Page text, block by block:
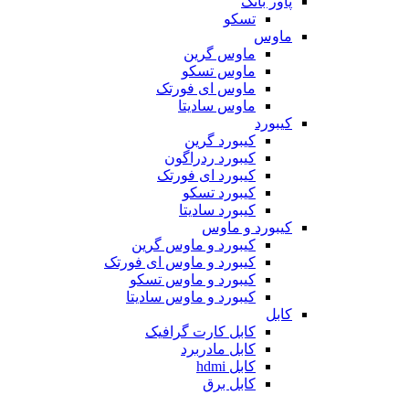
تسکو
ماوس
ماوس گرین
ماوس تسکو
ماوس ای فورتک
ماوس سادیتا
کیبورد
کیبورد گرین
کیبورد ردراگون
کیبورد ای فورتک
کیبورد تسکو
کیبورد سادیتا
کیبورد و ماوس
کیبورد و ماوس گرین
کیبورد و ماوس ای فورتک
کیبورد و ماوس تسکو
کیبورد و ماوس سادیتا
کابل
کابل کارت گرافیک
کابل مادربرد
کابل hdmi
کابل برق